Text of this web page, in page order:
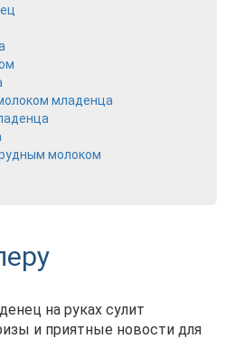
младенца
молоком
на руках сулит
и приятные новости для